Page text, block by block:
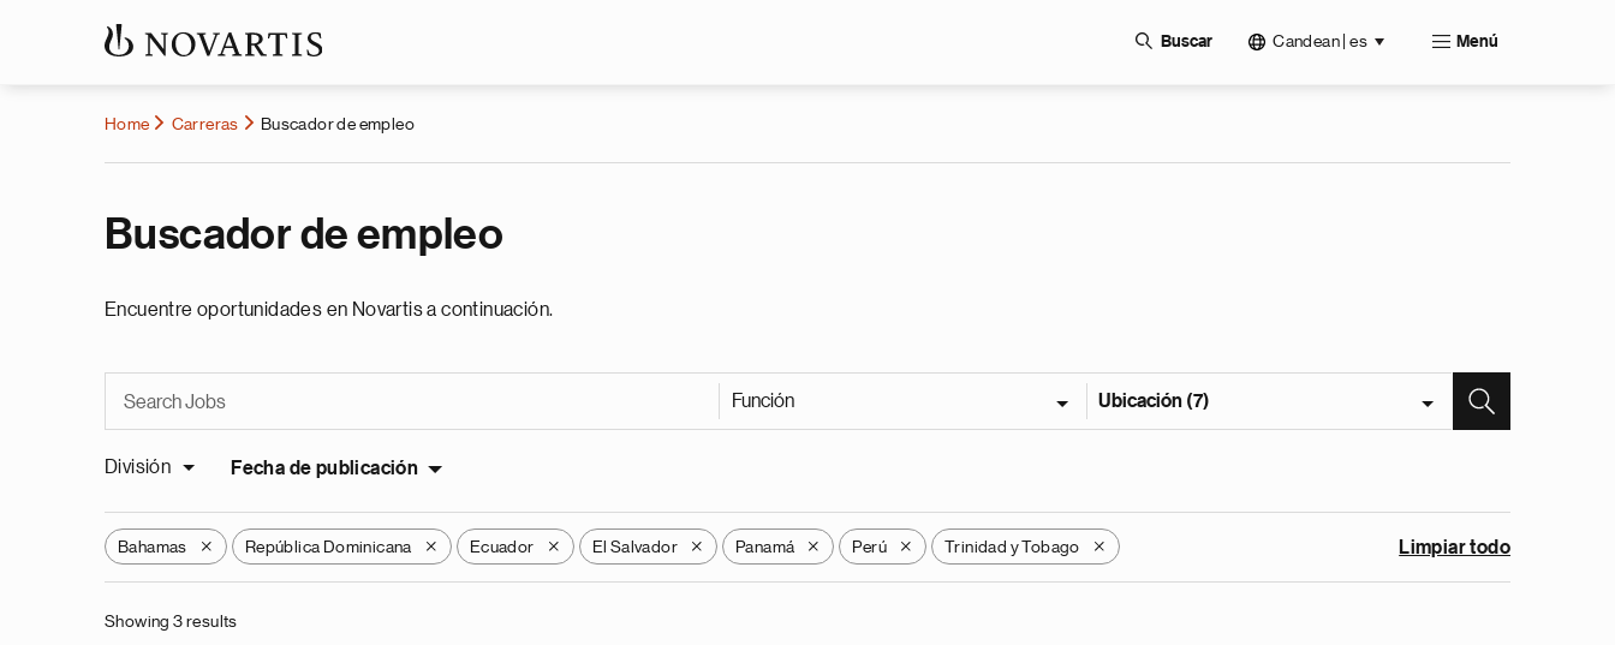
Buscar Candean | es Menú
Home Carreras Buscador de empleo
Buscador de empleo
Encuentre oportunidades en Novartis a continuación.
Función Ubicación (7)
División Fecha de publicación
Bahamas X República Dominicana X Ecuador X El Salvador X Panamá X Perú X Trinidad y Tobago X Limpiar todo
Showing 3 results